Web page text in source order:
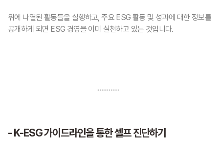
위에 나열된 활동들을 실행하고, 주요 ESG 활동 및 성과에 대한 정보를
공개하게 되면 ESG 경영을 이미 실천하고 있는 것입니다.
- K-ESG 가이드라인을 통한 셀프 진단하기